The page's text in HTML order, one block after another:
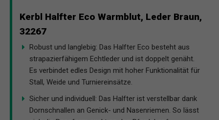
Kerbl Halfter Eco Warmblut, Leder Braun,
32267
Robust und langlebig: Das Halfter Eco besteht aus
strapazierfähigem Echtleder und ist doppelt genäht.
Es verbindet edles Design mit hoher Funktionalität für
Stall, Weide und Turniereinsätze.
Sicher und individuell: Das Halfter ist verstellbar dank
Dornschnallen an Genick- und Nasenriemen. So lässt